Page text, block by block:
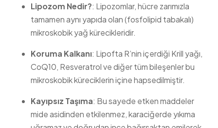
Lipozom Nedir?: Lipozomlar, hücre zarımızla
tamamen aynı yapıda olan (fosfolipid tabakalı)
mikroskobik yağ kürecikleridir.
Koruma Kalkanı: Lipofta R’nin içerdiği Krill yağı,
CoQ10, Resveratrol ve diğer tüm bileşenler bu
mikroskobik küreciklerin içine hapsedilmiştir.
Kayıpsız Taşıma: Bu sayede etken maddeler
mide asidinden etkilenmez, karaciğerde yıkıma